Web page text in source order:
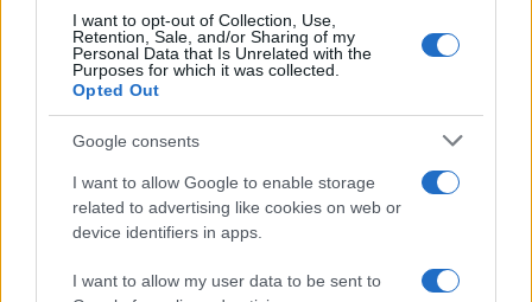
I want to opt-out of Collection, Use,
Retention, Sale, and/or Sharing of my
Personal Data that Is Unrelated with the
Purposes for which it was collected.
Opted Out
Google consents
I want to allow Google to enable storage
related to advertising like cookies on web or
device identifiers in apps.
I want to allow my user data to be sent to